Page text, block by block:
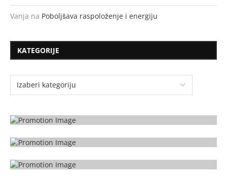
Vanja na Poboljšava raspoloženje i energiju
KATEGORIJE